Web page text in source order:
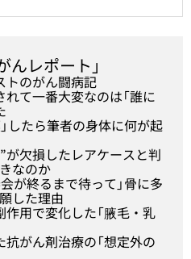
んレポート 」
トのがん闘病記
て一番大変なのは「誰に
したら筆者の身体に何が起
が欠損したレアケースと判
なのか
が終るまで待って」骨に多
した理由
用で変化した「腋毛・乳
がん剤治療の「想定外の